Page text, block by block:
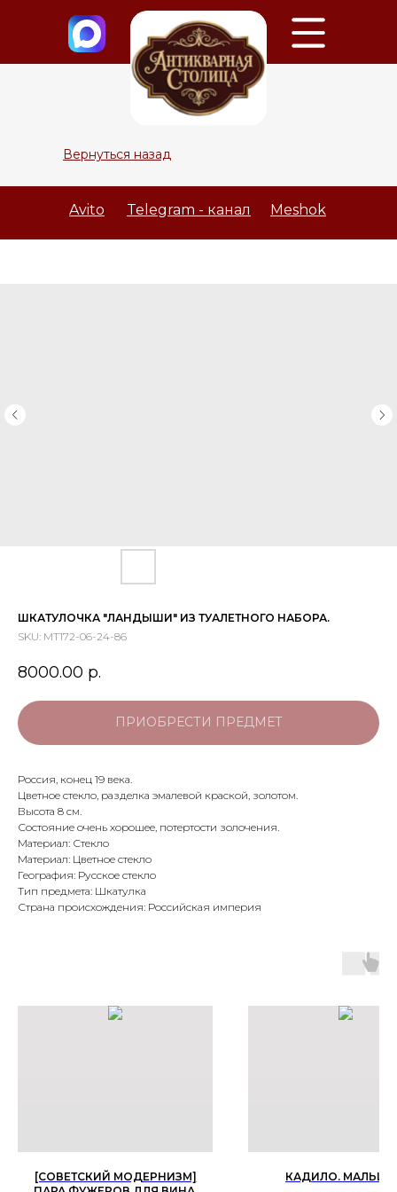
Вернуться назад
Meshok
Avito Telegram - канал
ШКАТУЛОЧКА "ЛАНДЫШИ" ИЗ ТУАЛЕТНОГО НАБОРА.
SKU: МТ172-06-24-86
8000.00 р.
ПРИОБРЕСТИ ПРЕДМЕТ
Россия, конец 19 века.
Цветное стекло, разделка эмалевой краской, золотом.
Высота 8 см.
Состояние очень хорошее, потертости золочения.
Материал: Стекло
Материал: Цветное стекло
География: Русское стекло
Тип предмета: Шкатулка
Страна происхождения: Российская империя
[СОВЕТСКИЙ МОДЕРНИЗМ]
КАДИЛО.